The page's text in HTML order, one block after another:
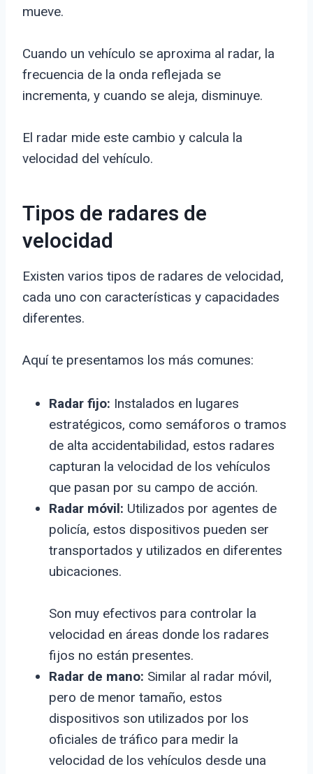
mueve.
Cuando un vehículo se aproxima al radar, la
frecuencia de la onda reflejada se
incrementa, y cuando se aleja, disminuye.
El radar mide este cambio y calcula la
velocidad del vehículo.
Tipos de radares de
velocidad
Existen varios tipos de radares de velocidad,
cada uno con características y capacidades
diferentes.
Aquí te presentamos los más comunes:
Radar fijo: Instalados en lugares
estratégicos, como semáforos o tramos
de alta accidentabilidad, estos radares
capturan la velocidad de los vehículos
que pasan por su campo de acción.
Radar móvil: Utilizados por agentes de
policía, estos dispositivos pueden ser
transportados y utilizados en diferentes
ubicaciones.
Son muy efectivos para controlar la
velocidad en áreas donde los radares
fijos no están presentes.
Radar de mano: Similar al radar móvil,
pero de menor tamaño, estos
dispositivos son utilizados por los
oficiales de tráfico para medir la
velocidad de los vehículos desde una